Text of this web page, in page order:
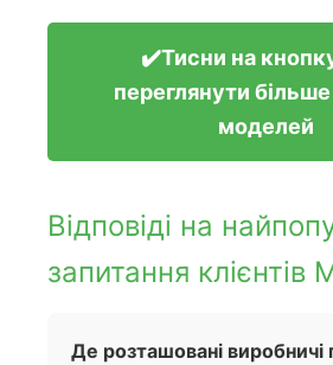
✔️Тисни на
переглянути
моделей
Відповіді на
запитання клієнтів
Де розташовані виробничі